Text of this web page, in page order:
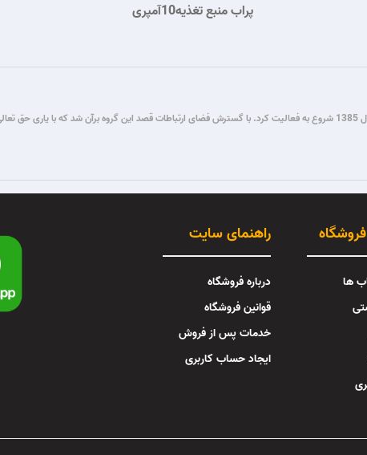
پراب منبع تغذیه10آمپری
گروه فنی مستر میکرو طی سال ها فعالیت در زمینه برنامه نویسی و برق و الکترونیک، از سال 1385 شروع به فعالیت کرد. با گسترش فضای
راهنمای سایت
درباره فروشگاه
قوانین فروشگاه
خدمات پس از فروش
ایجاد حساب کاربری
ها